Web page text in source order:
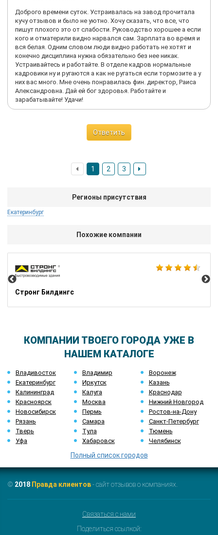
Доброго времени суток. Устраивалась на завод прочитала
кучу отзывов и было не уютно. Хочу сказать, что все, что
пишут плохого это от слабости. Руководство хорошее а если
кого и отматерили видно нарвался сам. Зарплата во время и
вся белая. Одним словом люди видно работать не хотят и
конечно дисциплина нужна обязательно без нее никак.
Устраивайтесь и работайте. В отделе кадров нормальные
кадровики ну и ругаются а как не ругаться если тормозите а у
них вас много. Мне очень понравилась фин. директор, Раиса
Александровна. Дай ей бог здоровья. Работайте и
зарабатывайте! Удачи!
Ответить
1 2 3
Регионы присутствия
Екатеринбург
Похожие компании
Стронг Билдингс
КОМПАНИИ ТВОЕГО ГОРОДА УЖЕ В
НАШЕМ КАТАЛОГЕ
Владивосток Владимир
Воронеж
Екатеринбург
Иркутск
Казань
Калининград
Калуга
Краснодар
Красноярск
Москва
Нижний Новгород
Новосибирск
Пермь
Ростов-на-Дону
Рязань
Самара
Санкт-Петербург
Тверь
Тула
Тюмень
Уфа
Хабаровск Челябинск
Полный список городов
© 2018 Правда клиентов- сайт отзывов о компаниях.
Связаться с нами
Поделиться ссылкой: